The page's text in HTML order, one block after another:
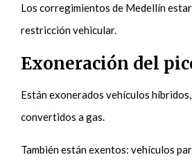
Los corregimientos de Medellín
restricción vehicular.
Exoneración del
Están exonerados vehículos
convertidos a gas.
También están exentos: vehículos